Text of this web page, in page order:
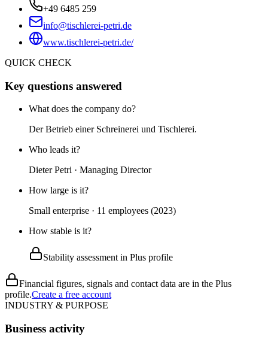
+49 6485 259
info@tischlerei-petri.de
www.tischlerei-petri.de/
QUICK CHECK
Key questions answered
What does the company do?
Der Betrieb einer Schreinerei und Tischlerei.
Who leads it?
Dieter Petri · Managing Director
How large is it?
Small enterprise · 11 employees (2023)
How stable is it?
Stability assessment in Plus profile
Financial figures, signals and contact data are in the Plus
profile.Create a free account
INDUSTRY & PURPOSE
Business activity